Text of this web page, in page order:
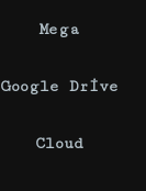
Mega
Google Drive
Cloud